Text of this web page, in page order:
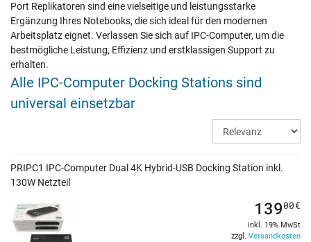
Port Replikatoren sind eine vielseitige und leistungsstarke
Ergänzung Ihres Notebooks, die sich ideal für den modernen
Arbeitsplatz eignet. Verlassen Sie sich auf IPC-Computer, um die
bestmögliche Leistung, Effizienz und erstklassigen Support zu
erhalten.
Alle IPC-Computer Docking Stations sind
universal einsetzbar
PRIPC1 IPC-Computer Dual 4K Hybrid-USB Docking Station inkl.
130W Netzteil
13900€
inkl. 19% MwSt
zzgl. Versandkosten